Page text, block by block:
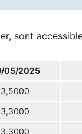
sont
05/2025
3,5000
3,3000
3,3000